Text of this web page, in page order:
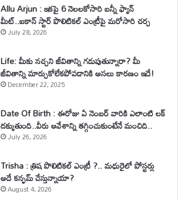
Allu Arjun : ఇకపై 6 నెలలకోసారి బన్నీ ఫ్యాన్
మీట్..ఐకాన్ స్టార్ పొలిటికల్ ఎంట్రీపై మరోసారి చర్చ
July 28, 2026
Life: మీకు నచ్చని జీవితాన్ని గడుపుతున్నారా? మీ
జీవితాన్ని మార్చుకోలేకపోవడానికి అసలు కారణం ఇదే!
December 22, 2025
Date Of Birth : ఈరోజు ఏ నెంబర్ వారికి ఎలాంటి లక్
దక్కుతుంది..వీరు ఆవేశాన్ని తగ్గించుకుంటేనే మంచిది..
July 26, 2026
Trisha : త్రిష పొలిటికల్ ఎంట్రీ ?.. మధురైలో పోస్టర్లు
అదే కన్ఫమ్ చేస్తున్నాయా?
August 4, 2026